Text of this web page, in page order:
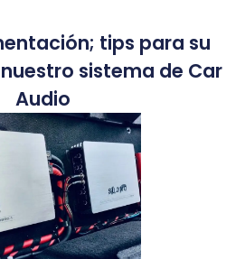
tips para su
sistema de Car
Audio